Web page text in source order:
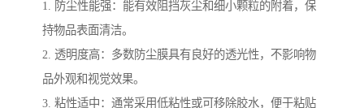
1. 防尘性能强：能有效阻挡灰尘和细小颗粒的附着，保
持物品表面清洁。
2. 透明度高：多数防尘膜具有良好的透光性，不影响物
品外观和视觉效果。
3. 粘性适中：通常采用低粘性或可移除胶水，便于粘贴